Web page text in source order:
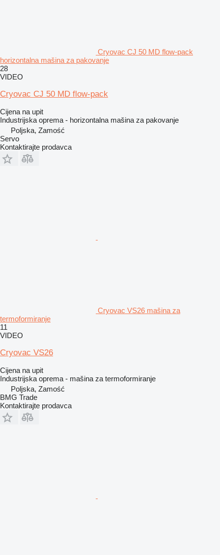
Cryovac CJ 50 MD flow-pack
horizontalna mašina za pakovanje
28
VIDEO
Cryovac CJ 50 MD flow-pack
Cijena na upit
Industrijska oprema - horizontalna mašina za pakovanje
Poljska, Zamość
Servo
Kontaktirajte prodavca
Cryovac VS26 mašina za
termoformiranje
11
VIDEO
Cryovac VS26
Cijena na upit
Industrijska oprema - mašina za termoformiranje
Poljska, Zamość
BMG Trade
Kontaktirajte prodavca